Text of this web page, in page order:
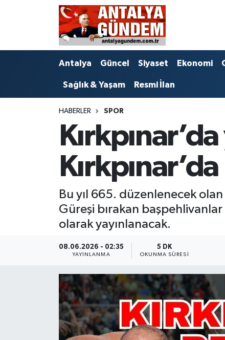
Antalya Güncel Siyaset Ekonomi
Sağlık & Yaşam Resmi İlan
HABERLER SPOR
Bu yıl 665. düzenlenecek
Güreşi bırakan başpehlivanlar
olarak yayınlanacak.
08.06.2026 - 02:35
YAYINLANMA
5 DK
OKUNMA SÜRESI
Antalya
Bilim & Teknoloji
Görüntülü Haber
Kültür & Sanat
Magazin
Resmi İlan
Antalya Nöbetçi Eczaneler
Antalya Hava Durumu
Antalya Namaz Vakitleri
Süper Lig Puan Durumu ve Fikstür
Tüm Manşetler
Son Dakika Haberleri
Haber Arşivi